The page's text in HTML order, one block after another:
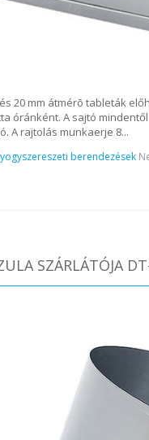
20 mm átmérõ tableták
óránként. A sajtó
A rajtolás munkaerje 8...
berendezések
SZÁRLÁTÓJA